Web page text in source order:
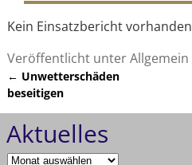
Kein Einsatzbericht vorhanden
Veröffentlicht unterAllgemein
Artikelnavigation
← Unwetterschäden
beseitigen
Aktuelles